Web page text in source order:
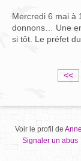
Mercredi 6 mai à
donnons… Une
si tôt. Le préfet
<<
Voir le profil de
Signaler un abus